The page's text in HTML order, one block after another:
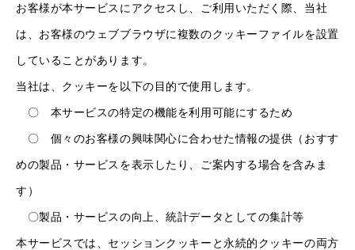
お客様が本サービスにアクセスし、ご利用いただく際、当社
は、お客様のウェブブラウザに複数のクッキーファイルを設置
していることがあります。
当社は、クッキーを以下の目的で使用します。
〇 本サービスの特定の機能を利用可能にするため
〇 個々のお客様の興味関心に合わせた情報の提供（おすす
めの製品・サービスを表示したり、ご案内する場合を含みま
す）
〇製品・サービスの向上、統計データとしての集計等
本サービスでは、セッションクッキーと永続的クッキーの両方